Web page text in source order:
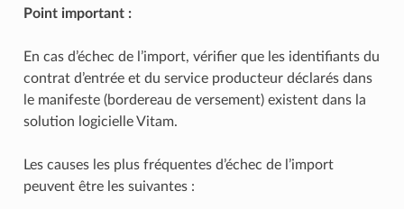
Point important :
En cas d’échec de l’import, vérifier que les identifiants du
contrat d’entrée et du service producteur déclarés dans
le manifeste (bordereau de versement) existent dans la
solution logicielle Vitam.
Les causes les plus fréquentes d’échec de l’import
peuvent être les suivantes :